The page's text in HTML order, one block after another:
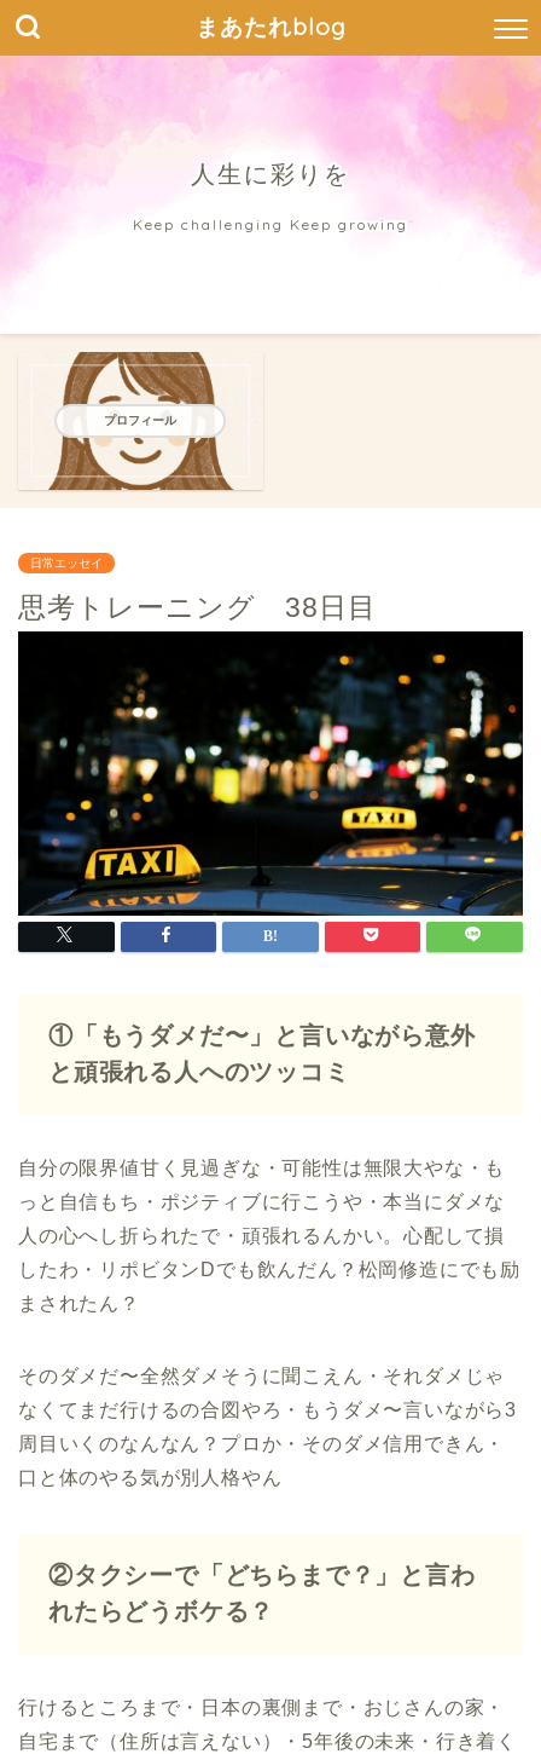
まあたれblog
人生に彩りを
Keep challenging Keep growing
プロフィール
日常エッセイ
思考トレーニング 38日目
①「もうダメだ〜」と言いながら意外
と頑張れる人へのツッコミ
自分の限界値甘く見過ぎな・可能性は無限大やな・も
っと自信もち・ポジティブに行こうや・本当にダメな
人の心へし折られたで・頑張れるんかい。心配して損
したわ・リポビタンDでも飲んだん？松岡修造にでも励
まされたん？
そのダメだ〜全然ダメそうに聞こえん・それダメじゃ
なくてまだ行けるの合図やろ・もうダメ〜言いながら3
周目いくのなんなん？プロか・そのダメ信用できん・
口と体のやる気が別人格やん
②タクシーで「どちらまで？」と言わ
れたらどうボケる？
行けるところまで・日本の裏側まで・おじさんの家・
自宅まで（住所は言えない）・5年後の未来・行き着く